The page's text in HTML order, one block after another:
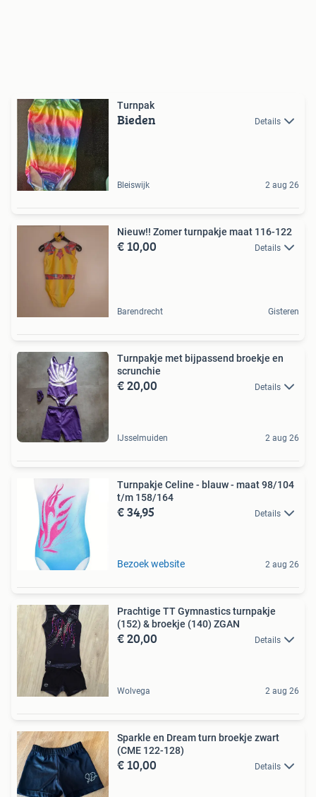
Turnpak
Bieden Details
Bleiswijk 2 aug 26
Nieuw!! Zomer turnpakje maat 116-122
€ 10,00 Details
Barendrecht Gisteren
Turnpakje met bijpassend broekje en
scrunchie
€ 20,00 Details
IJsselmuiden 2 aug 26
Turnpakje Celine - blauw - maat 98/104
t/m 158/164
€ 34,95 Details
Bezoek website 2 aug 26
Prachtige TT Gymnastics turnpakje
(152) & broekje (140) ZGAN
€ 20,00 Details
Wolvega 2 aug 26
Sparkle en Dream turn broekje zwart
(CME 122-128)
€ 10,00 Details